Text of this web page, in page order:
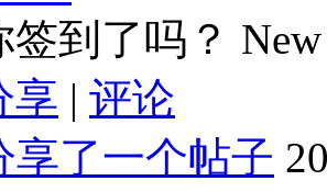
签到了吗？ New
享 | 评论
享了一个帖子